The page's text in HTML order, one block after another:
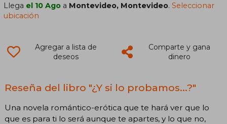
Llega el 10 Ago a Montevideo, Montevideo.Seleccionar
ubicación
Agregar a lista de
deseos
Comparte y gana
dinero
Reseña del libro "¿Y si lo probamos...?"
Una novela romántico-erótica que te hará ver que lo
que es para ti lo será aunque te apartes, y lo que no,